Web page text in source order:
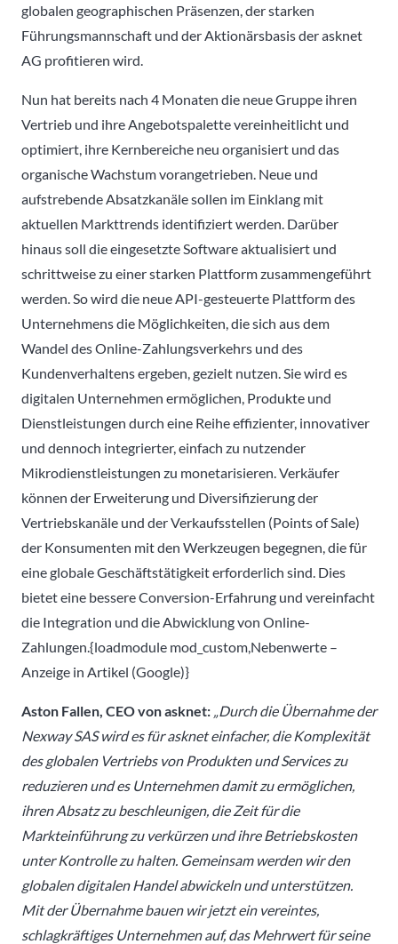
globalen geographischen Präsenzen, der starken
Führungsmannschaft und der Aktionärsbasis der asknet
AG profitieren wird.
Nun hat bereits nach 4 Monaten die neue Gruppe ihren
Vertrieb und ihre Angebotspalette vereinheitlicht und
optimiert, ihre Kernbereiche neu organisiert und das
organische Wachstum vorangetrieben. Neue und
aufstrebende Absatzkanäle sollen im Einklang mit
aktuellen Markttrends identifiziert werden. Darüber
hinaus soll die eingesetzte Software aktualisiert und
schrittweise zu einer starken Plattform zusammengeführt
werden. So wird die neue API-gesteuerte Plattform des
Unternehmens die Möglichkeiten, die sich aus dem
Wandel des Online-Zahlungsverkehrs und des
Kundenverhaltens ergeben, gezielt nutzen. Sie wird es
digitalen Unternehmen ermöglichen, Produkte und
Dienstleistungen durch eine Reihe effizienter, innovativer
und dennoch integrierter, einfach zu nutzender
Mikrodienstleistungen zu monetarisieren. Verkäufer
können der Erweiterung und Diversifizierung der
Vertriebskanäle und der Verkaufsstellen (Points of Sale)
der Konsumenten mit den Werkzeugen begegnen, die für
eine globale Geschäftstätigkeit erforderlich sind. Dies
bietet eine bessere Conversion-Erfahrung und vereinfacht
die Integration und die Abwicklung von Online-
Zahlungen.{loadmodule mod_custom,Nebenwerte –
Anzeige in Artikel (Google)}
Aston Fallen, CEO von asknet: „Durch die Übernahme der
Nexway SAS wird es für asknet einfacher, die Komplexität
des globalen Vertriebs von Produkten und Services zu
reduzieren und es Unternehmen damit zu ermöglichen,
ihren Absatz zu beschleunigen, die Zeit für die
Markteinführung zu verkürzen und ihre Betriebskosten
unter Kontrolle zu halten. Gemeinsam werden wir den
globalen digitalen Handel abwickeln und unterstützen.
Mit der Übernahme bauen wir jetzt ein vereintes,
schlagkräftiges Unternehmen auf, das Mehrwert für seine